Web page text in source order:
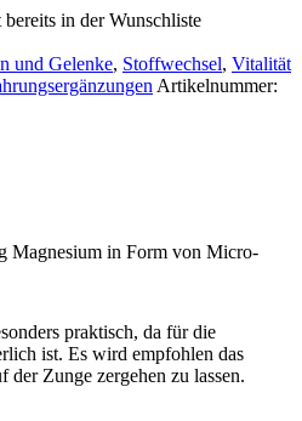
bereits in der Wunschliste
und Gelenke, Stoffwechsel, Vitalität
Artikelnummer:
Magnesium in Form von Micro-
praktisch, da für die
ist. Es wird empfohlen das
Zunge zergehen zu lassen.